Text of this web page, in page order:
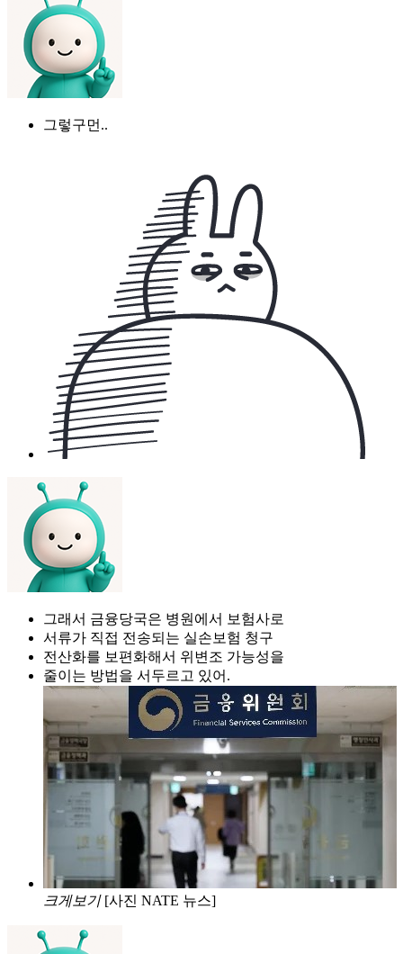
그렇구먼..
그래서 금융당국은 병원에서 보험사로
서류가 직접 전송되는 실손보험 청구
전산화를 보편화해서 위변조 가능성을
줄이는 방법을 서두르고 있어.
크게보기 [사진 NATE 뉴스]